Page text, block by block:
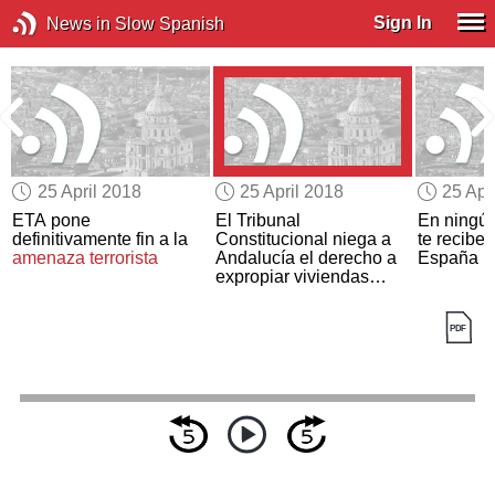
News in Slow Spanish Sign In
25 April 2018
ETA pone
definitivamente fin a la
amenaza terrorista
25 April 2018
El Tribunal
Constitucional niega a
Andalucía el derecho a
expropiar viviendas
25
En
te
España